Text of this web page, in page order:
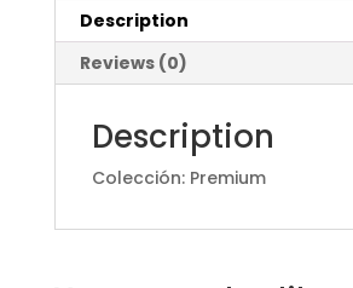
Description
Reviews (0)
Description
Colección: Premium